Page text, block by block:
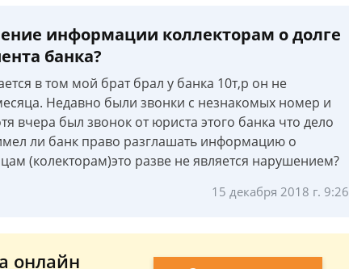
информации коллекторам о долге
банка?
в том мой брат брал у банка 10т,р он не
Недавно были звонки с незнакомых номер и
вчера был звонок от юриста этого банка что дело
ли банк право разглашать информацию о
(колекторам)это разве не является нарушением?
15 декабря 2018 г. 9:26
онлайн